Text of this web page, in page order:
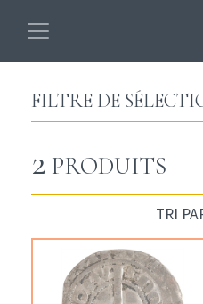
FILTRE DE
2 PRODUITS